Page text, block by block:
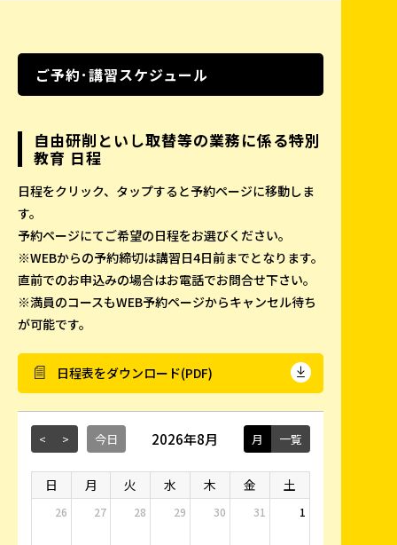
ご予約･講習スケジュール
自由研削といし取替等の業務に係る特別
教育 日程
日程をクリック、タップすると予約ページに移動しま
す。
予約ページにてご希望の日程をお選びください。
※WEBからの予約締切は講習日4日前までとなります。
直前でのお申込みの場合はお電話でお問合せ下さい。
※満員のコースもWEB予約ページからキャンセル待ち
が可能です。
日程表をダウンロード(PDF)
< > 今日 2026年8月 月 一覧
日 月 火 水 木 金 土
26 27 28 29 30 31 1